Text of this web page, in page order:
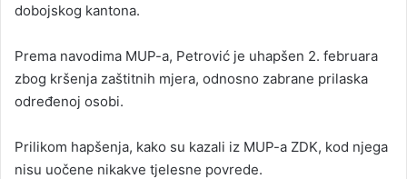
dobojskog kantona.
Prema navodima MUP-a, Petrović je uhapšen 2. februara
zbog kršenja zaštitnih mjera, odnosno zabrane prilaska
određenoj osobi.
Prilikom hapšenja, kako su kazali iz MUP-a ZDK, kod njega
nisu uočene nikakve tjelesne povrede.